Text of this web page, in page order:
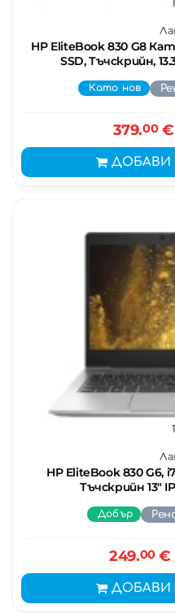
HP EliteBook 830 G8
SSD, Тъчскрийн,
1
Като нов
379.00€
ДОБАВИ
HP EliteBook 830 G6,
Тъчскрийн 13"
1
Добър
249.00€
ДОБАВИ